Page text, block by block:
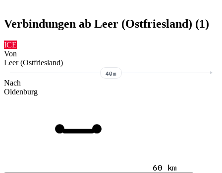
Verbindungen ab Leer (Ostfriesland) (1)
ICE
Von
Leer (Ostfriesland)
40m
Nach
Oldenburg
60 km